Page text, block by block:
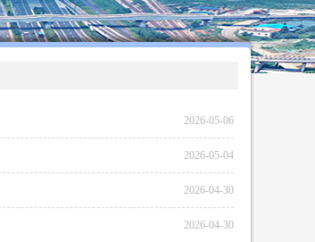
2026-05-06
2026-05-04
2026-04-30
2026-04-30